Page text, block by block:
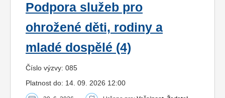
Podpora služeb pro
ohrožené děti, rodiny a
mladé dospělé (4)
Číslo výzvy: 085
Platnost do: 14. 09. 2026 12:00